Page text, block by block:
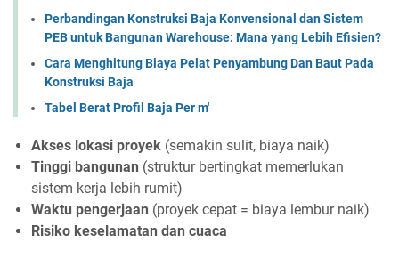
Perbandingan Konstruksi Baja Konvensional dan Sistem
PEB untuk Bangunan Warehouse: Mana yang Lebih Efisien?
Cara Menghitung Biaya Pelat Penyambung Dan Baut Pada
Konstruksi Baja
Tabel Berat Profil Baja Per m'
Akses lokasi proyek (semakin sulit, biaya naik)
Tinggi bangunan (struktur bertingkat memerlukan
sistem kerja lebih rumit)
Waktu pengerjaan (proyek cepat = biaya lembur naik)
Risiko keselamatan dan cuaca